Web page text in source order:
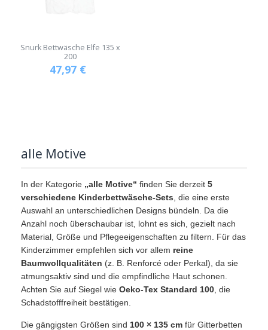
Snurk Bettwäsche Elfe 135 x
200
47,97 €
alle Motive
In der Kategorie „alle Motive“ finden Sie derzeit 5
verschiedene Kinderbettwäsche-Sets, die eine erste
Auswahl an unterschiedlichen Designs bündeln. Da die
Anzahl noch überschaubar ist, lohnt es sich, gezielt nach
Material, Größe und Pflegeeigenschaften zu filtern. Für das
Kinderzimmer empfehlen sich vor allem reine
Baumwollqualitäten (z. B. Renforcé oder Perkal), da sie
atmungsaktiv sind und die empfindliche Haut schonen.
Achten Sie auf Siegel wie Oeko-Tex Standard 100, die
Schadstofffreiheit bestätigen.
Die gängigsten Größen sind 100 × 135 cm für Gitterbetten